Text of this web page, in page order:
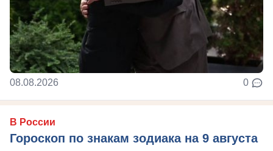
08.08.2026 0
В России
Гороскоп по знакам зодиака на 9 августа